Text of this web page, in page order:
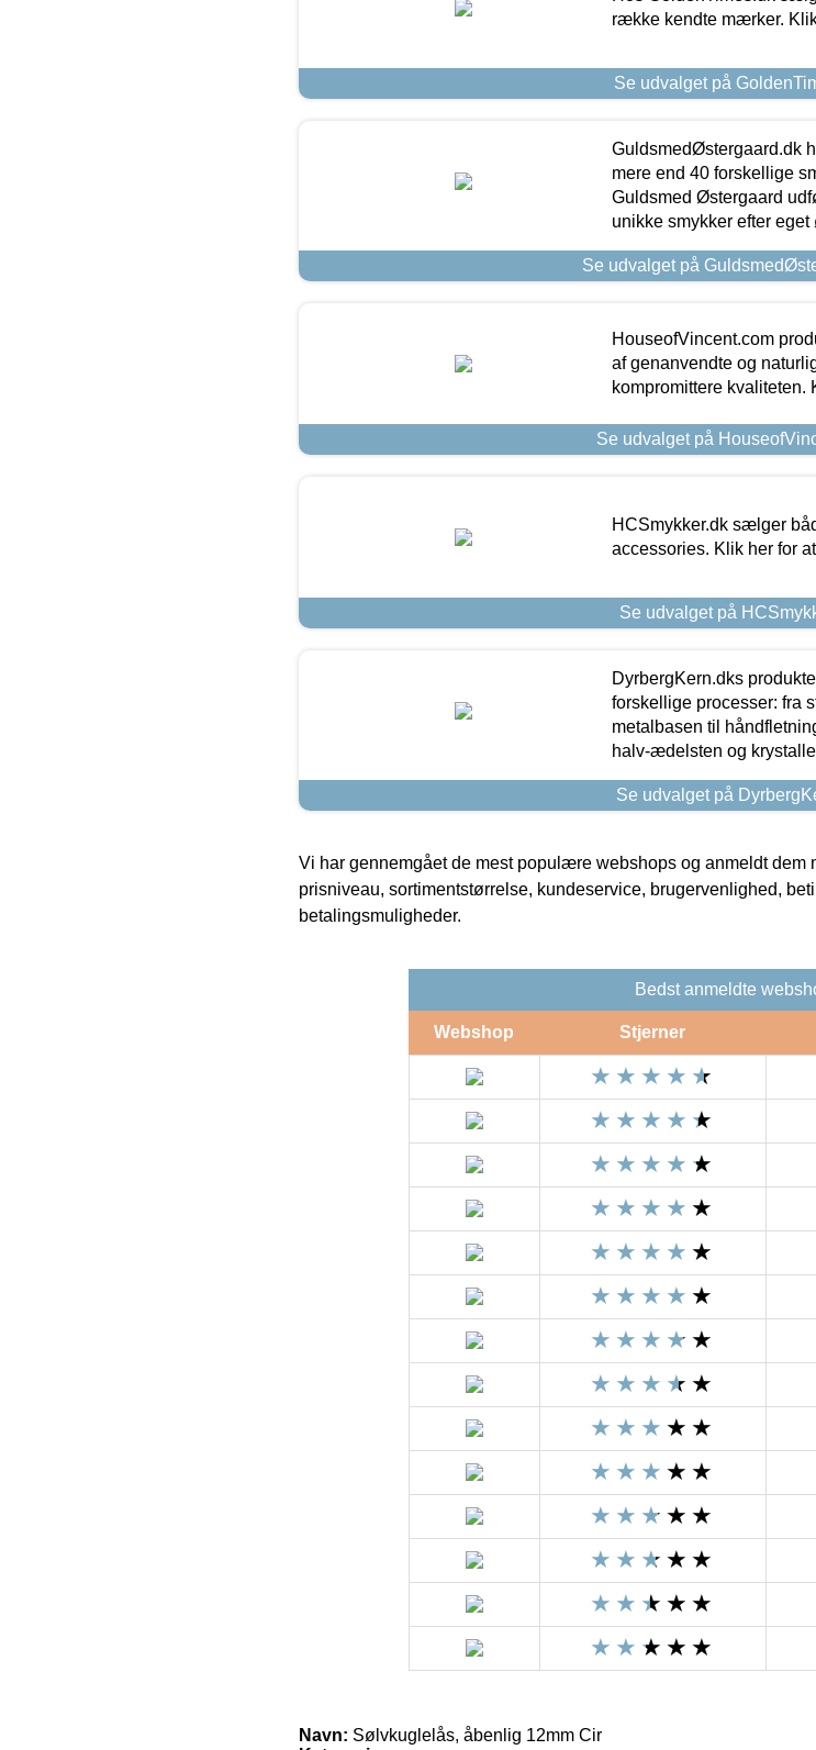
række kendte mærker.
Se udvalget på
GuldsmedØstergaard.dk
mere end 40 forskellige
Guldsmed Østergaard
unikke smykker efter
Se udvalget på
HouseofVincent.com
af genanvendte og
kompromittere kvaliteten.
Se udvalget på
HCSmykker.dk sælger
accessories. Klik her for
Se udvalget på
DyrbergKern.dks
forskellige processer: fra
metalbasen til
halv-ædelsten og
Se udvalget på
Vi har gennemgået de mest populære webshops og anmeldt dem
prisniveau, sortimentstørrelse, kundeservice, brugervenlighed,
betalingsmuligheder.
Bedst anmeldte
Webshop Stjerner
Navn: Sølvkuglelås, åbenlig 12mm Cir